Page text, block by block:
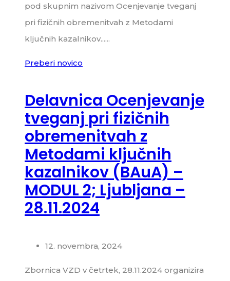
pod skupnim nazivom Ocenjevanje tveganj
pri fizičnih obremenitvah z Metodami
ključnih kazalnikov......
Preberi novico
Delavnica Ocenjevanje
tveganj pri fizičnih
obremenitvah z
Metodami ključnih
kazalnikov (BAuA) –
MODUL 2; Ljubljana –
28.11.2024
12. novembra, 2024
Zbornica VZD v četrtek, 28.11.2024 organizira